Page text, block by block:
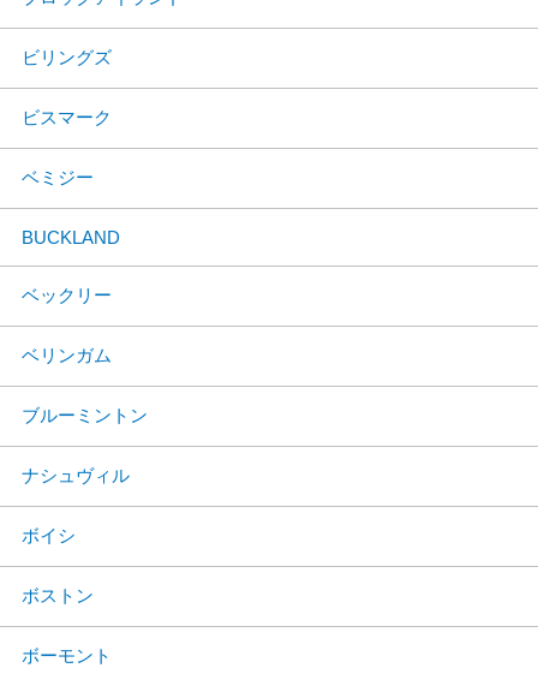
ビリングズ
ビスマーク
ベミジー
BUCKLAND
ベックリー
ベリンガム
ブルーミントン
ナシュヴィル
ボイシ
ボストン
ボーモント